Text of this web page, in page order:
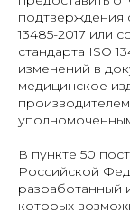
подтверждения
13485-2017 или
стандарта ISO
изменений в
медицинское
В пункте 50
Российской
разработанный
которых